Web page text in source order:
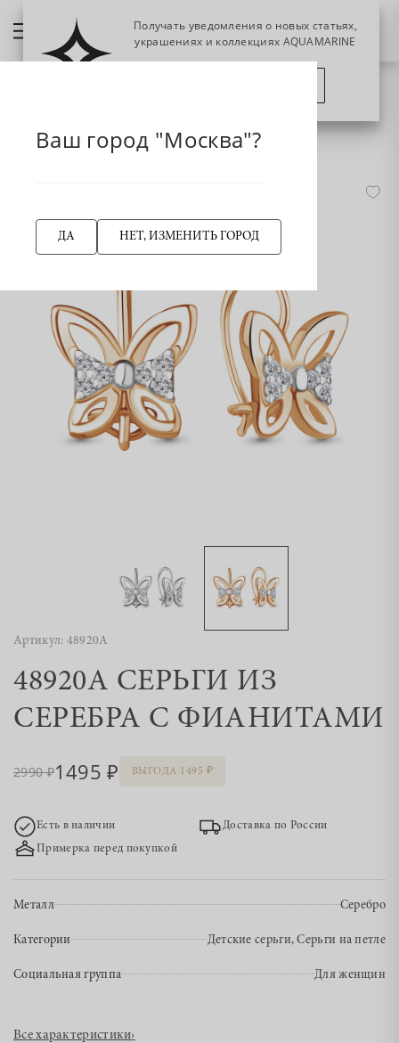
48920А Серьги из Серебра с фианитами
Артикул: 48920А
48920А СЕРЬГИ ИЗ
СЕРЕБРА С ФИАНИТАМИ
2990 1495 ВЫГОДА 1495
Есть в наличии
Доставка по России
Примерка перед покупкой
Металл Серебро
Категории Детские серьги, Серьги на петле
Социальная группа Для женщин
Все характеристики›
Ваш город "Москва"?
ДА НЕТ, ИЗМЕНИТЬ ГОРОД
Получать уведомления о новых статьях,
украшениях и коллекциях AQUAMARINE